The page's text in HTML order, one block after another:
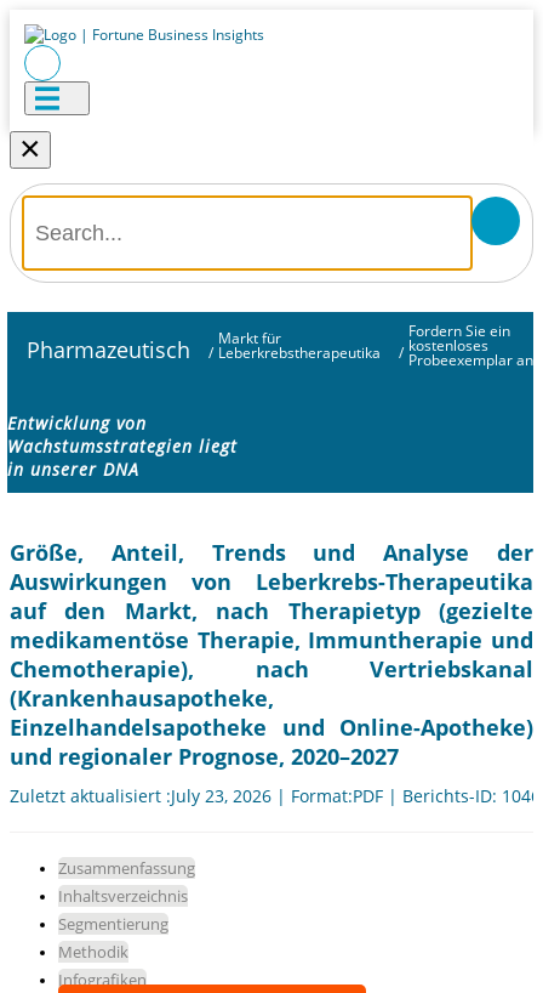
×
Pharmazeutisch /
Markt für
Leberkrebstherapeutika /
Fordern Sie ein
kostenloses
Probeexemplar an
Entwicklung von
Wachstumsstrategien liegt
in unserer DNA
Größe, Anteil, Trends und Analyse der
Auswirkungen von Leberkrebs-Therapeutika
auf den Markt, nach Therapietyp (gezielte
medikamentöse Therapie, Immuntherapie und
Chemotherapie), nach Vertriebskanal
(Krankenhausapotheke,
Einzelhandelsapotheke und Online-Apotheke)
und regionaler Prognose, 2020–2027
Zuletzt aktualisiert :July 23, 2026 | Format:PDF | Berichts-ID:
Zusammenfassung
Inhaltsverzeichnis
Segmentierung
Methodik
Infografiken